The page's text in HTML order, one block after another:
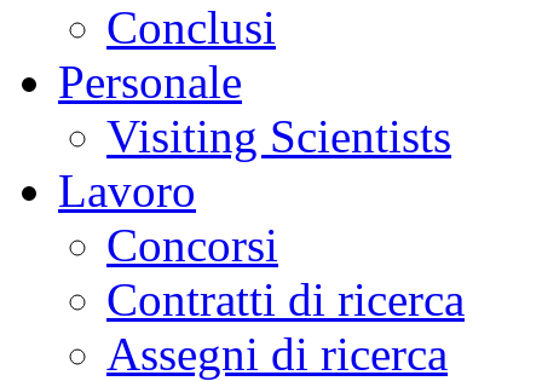
Conclusi
Personale
Visiting Scientists
Lavoro
Concorsi
Contratti di ricerca
Assegni di ricerca